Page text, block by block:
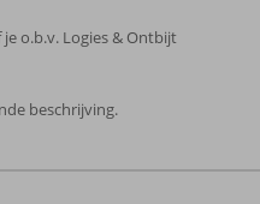
o.b.v. Logies & Ontbijt
beschrijving.